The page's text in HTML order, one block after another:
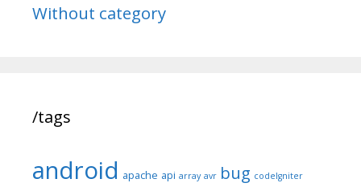
Without category
/tags
android apache api array avr bug codeIgniter